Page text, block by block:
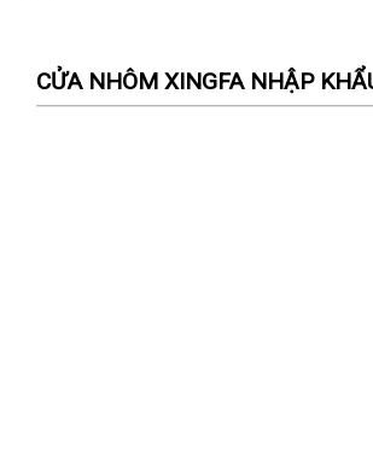
CỬA NHÔM XINGFA NHẬP